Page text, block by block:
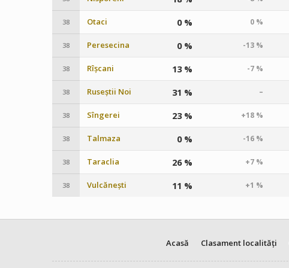
38 Otaci 0 % 0 %
38 Peresecina 0 % -13 %
38 Rîșcani 13 % -7 %
38 Ruseștii Noi 31 % –
38 Sîngerei 23 % +18 %
38 Talmaza 0 % -16 %
38 Taraclia 26 % +7 %
38 Vulcănești 11 % +1 %
Acasă Clasament localități